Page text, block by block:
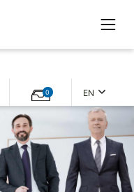
0 EN